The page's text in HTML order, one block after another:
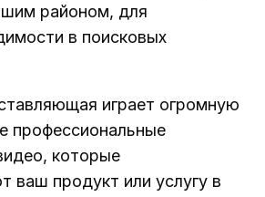
районом, для
в поисковых
играет огромную
профессиональные
которые
ваш продукт или услугу в